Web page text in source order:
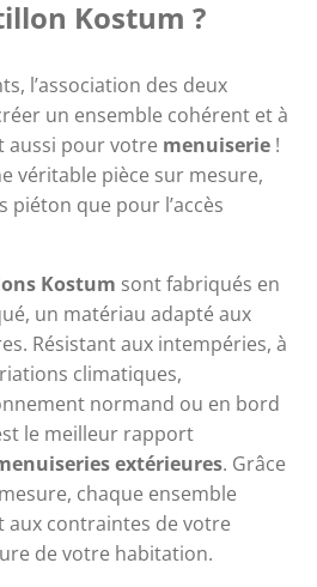
Kostum ?
l’association des deux
un ensemble cohérent et à
aussi pour votre menuiserie !
véritable pièce sur mesure,
piéton que pour l’accès
Kostum sont fabriqués en
un matériau adapté aux
Résistant aux intempéries, à
climatiques,
normand ou en bord
le meilleur rapport
extérieures. Grâce
chaque ensemble
aux contraintes de votre
de votre habitation.